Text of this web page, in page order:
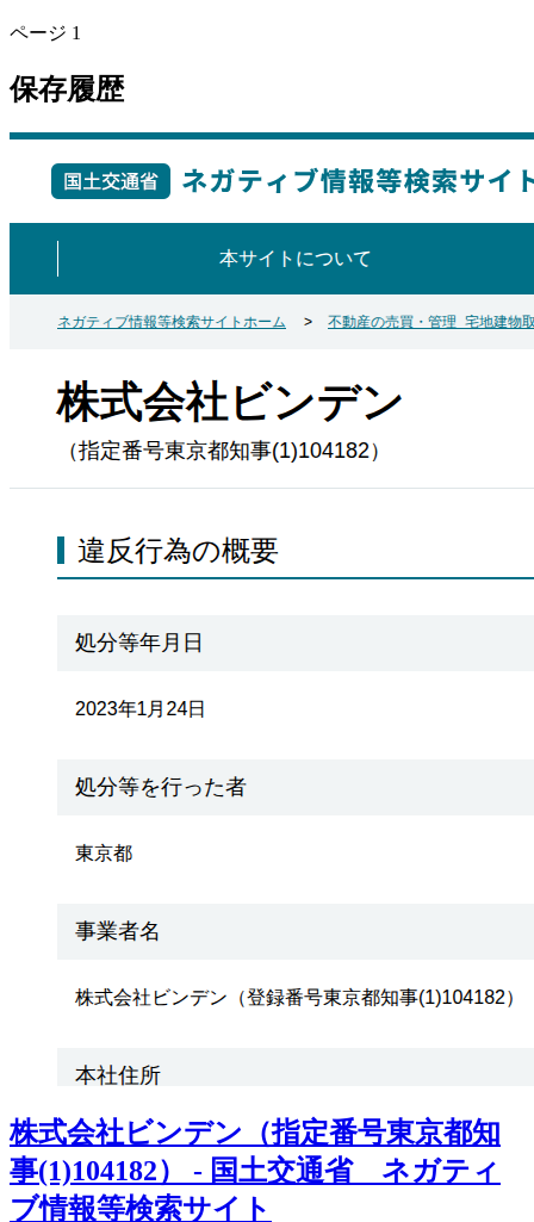
ページ 1
保存履歴
株式会社ビンデン（指定番号東京都知
事(1)104182） - 国土交通省 ネガティ
ブ情報等検索サイト